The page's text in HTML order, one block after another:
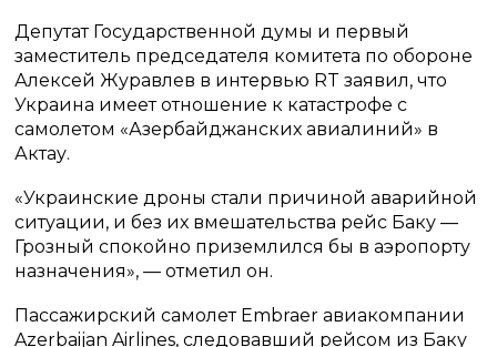
Депутат Государственной думы и первый
заместитель председателя комитета по обороне
Алексей Журавлев в интервью RT заявил, что
Украина имеет отношение к катастрофе с
самолетом «Азербайджанских авиалиний» в
Актау.
«Украинские дроны стали причиной аварийной
ситуации, и без их вмешательства рейс Баку —
Грозный спокойно приземлился бы в аэропорту
назначения», — отметил он.
Пассажирский самолет Embraer авиакомпании
Azerbaijan Airlines, следовавший рейсом из Баку